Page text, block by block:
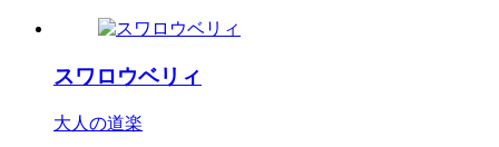
スワロウベリィ
大人の道楽